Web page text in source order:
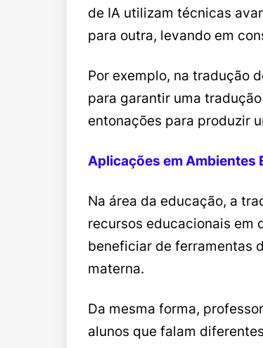
de IA utilizam técnicas
para outra, levando em
Por exemplo, na tradução
para garantir uma
entonações para produzir
Aplicações em Ambientes
Na área da educação, a
recursos educacionais em
beneficiar de ferramentas
materna.
Da mesma forma,
alunos que falam